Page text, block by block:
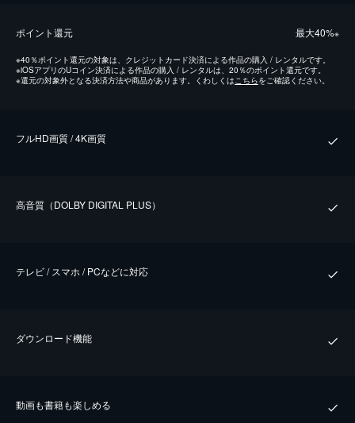
ポイント還元 最⼤40%※
※40％ポイント還元の対象は、クレジットカード決済による作品の購入 / レンタルです。
※iOSアプリのUコイン決済による作品の購入 / レンタルは、20％のポイント還元です。
※還元の対象外となる決済方法や商品があります。くわしくはこちらをご確認ください。
フルHD画質 / 4K画質
⾼⾳質（DOLBY DIGITAL PLUS）
テレビ / スマホ / PCなどに対応
ダウンロード機能
動画も書籍も楽しめる